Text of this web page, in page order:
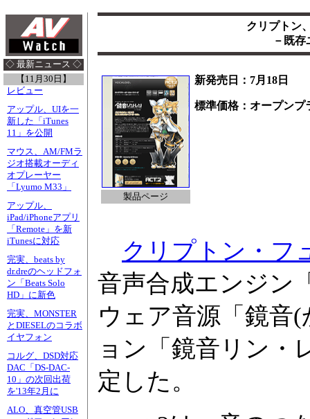
◇ 最新ニュース ◇
【11月30日】
レビュー
アップル、UIを一
新した「iTunes
11」を公開
マウス、AM/FMラ
ジオ搭載オーディ
オプレーヤー
「Lyumo M33」
アップル、
iPad/iPhoneアプリ
「Remote」を新
iTunesに対応
完実、beats by
dr.dreのヘッドフォ
ン「Beats Solo
HD」に新色
完実、MONSTER
とDIESELのコラボ
イヤフォン
コルグ、DSD対応
DAC「DS-DAC-
10」の次回出荷
を'13年2月に
ALO、真空管USB
クリプトン
－既
製品ページ
新発売日：7月18日
標準価格：オープンプ
クリプトン・フ
音声合成エンジン
ウェア音源「鏡音
ョン「鏡音リン・
定した。